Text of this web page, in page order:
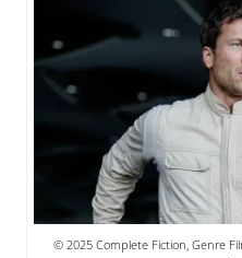
© 2025 Complete Fiction, Genre